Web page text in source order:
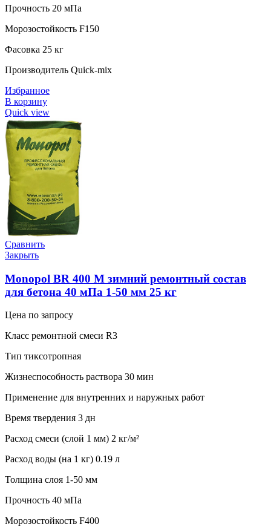
Прочность 20 мПа
Морозостойкость F150
Фасовка 25 кг
Производитель Quick-mix
Избранное
В корзину
Quick view
Сравнить
Закрыть
Monopol BR 400 M зимний ремонтный состав
для бетона 40 мПа 1-50 мм 25 кг
Цена по запросу
Класс ремонтной смеси R3
Тип тиксотропная
Жизнеспособность раствора 30 мин
Применение для внутренних и наружных работ
Время твердения 3 дн
Расход смеси (слой 1 мм) 2 кг/м²
Расход воды (на 1 кг) 0.19 л
Толщина слоя 1-50 мм
Прочность 40 мПа
Морозостойкость F400